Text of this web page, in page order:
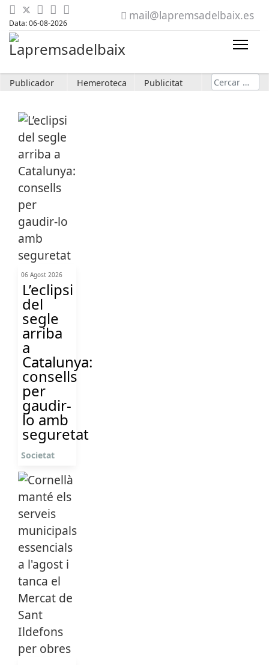
Data: 06-08-2026
mail@lapremsadelbaix.es
Publicador Hemeroteca Publicitat Cerca
06 Agost 2026
L’eclipsi
del
segle
arriba
a
Catalunya:
consells
per
gaudir-
lo amb
seguretat
Societat